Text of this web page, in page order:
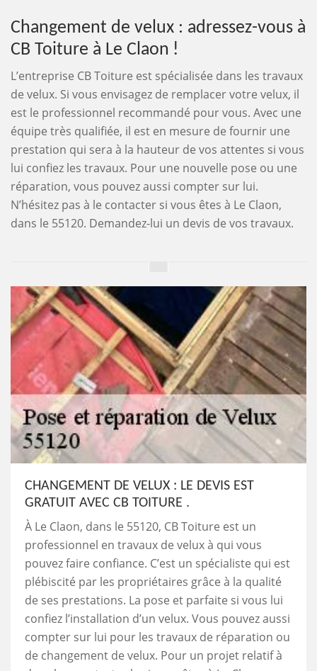
Changement de velux : adressez-vous à
CB Toiture à Le Claon !
L’entreprise CB Toiture est spécialisée dans les travaux
de velux. Si vous envisagez de remplacer votre velux, il
est le professionnel recommandé pour vous. Avec une
équipe très qualifiée, il est en mesure de fournir une
prestation qui sera à la hauteur de vos attentes si vous
lui confiez les travaux. Pour une nouvelle pose ou une
réparation, vous pouvez aussi compter sur lui.
N’hésitez pas à le contacter si vous êtes à Le Claon,
dans le 55120. Demandez-lui un devis de vos travaux.
CHANGEMENT DE VELUX : LE DEVIS EST
GRATUIT AVEC CB TOITURE .
À Le Claon, dans le 55120, CB Toiture est un
professionnel en travaux de velux à qui vous
pouvez faire confiance. C’est un spécialiste qui est
plébiscité par les propriétaires grâce à la qualité
de ses prestations. La pose et parfaite si vous lui
confiez l’installation d’un velux. Vous pouvez aussi
compter sur lui pour les travaux de réparation ou
de changement de velux. Pour un projet relatif à